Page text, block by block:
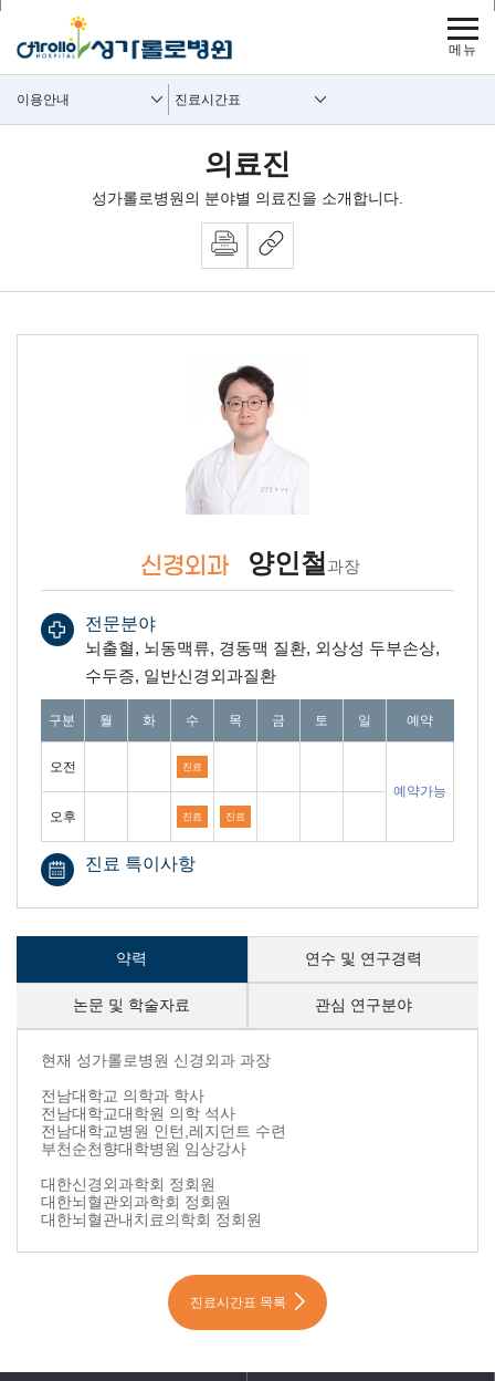
사이트
보조메뉴
이용안내 진료시간표
의료진
성가롤로병원의 분야별 의료진을 소개합니다.
신경외과 양인철 과장
전문분야
뇌출혈, 뇌동맥류, 경동맥 질환, 외상성 두부손상,
수두증, 일반신경외과질환
구분
월 화 수 목 금 토 일 예약
오전 진료
예약가능
오후
진료 진료
진료 특이사항
약력 연수 및 연구경력
논문 및 학술자료
관심 연구분야
약력 내용시작
현재 성가롤로병원 신경외과 과장
전남대학교 의학과 학사
전남대학교대학원 의학 석사
전남대학교병원 인턴,레지던트 수련
부천순천향대학병원 임상강사
대한신경외과학회 정회원
대한뇌혈관외과학회 정회원
대한뇌혈관내치료의학회 정회원
진료시간표 목록